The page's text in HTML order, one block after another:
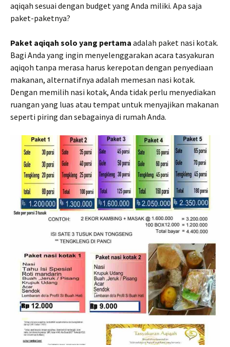
aqiqah sesuai dengan budget yang Anda miliki. Apa saja
paket-paketnya?
Paket aqiqah solo yang pertama adalah paket nasi kotak.
Bagi Anda yang ingin menyelenggarakan acara tasyakuran
aqiqoh tanpa merasa harus kerepotan dengan penyediaan
makanan, alternatifnya adalah memesan nasi kotak.
Dengan memilih nasi kotak, Anda tidak perlu menyediakan
ruangan yang luas atau tempat untuk menyajikan makanan
seperti piring dan sebagainya di rumah Anda.